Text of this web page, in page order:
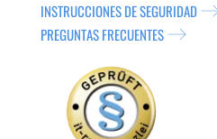
INSTRUCCIONES DE SEGURIDAD
PREGUNTAS FRECUENTES